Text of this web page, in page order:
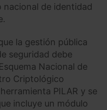
de identidad
la gestión pública
seguridad debe
Nacional de
Criptológico
PILAR y se
incluye un módulo